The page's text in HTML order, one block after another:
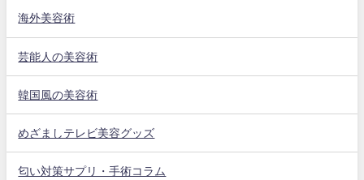
海外美容術
芸能人の美容術
韓国風の美容術
めざましテレビ美容グッズ
匂い対策サプリ・手術コラム